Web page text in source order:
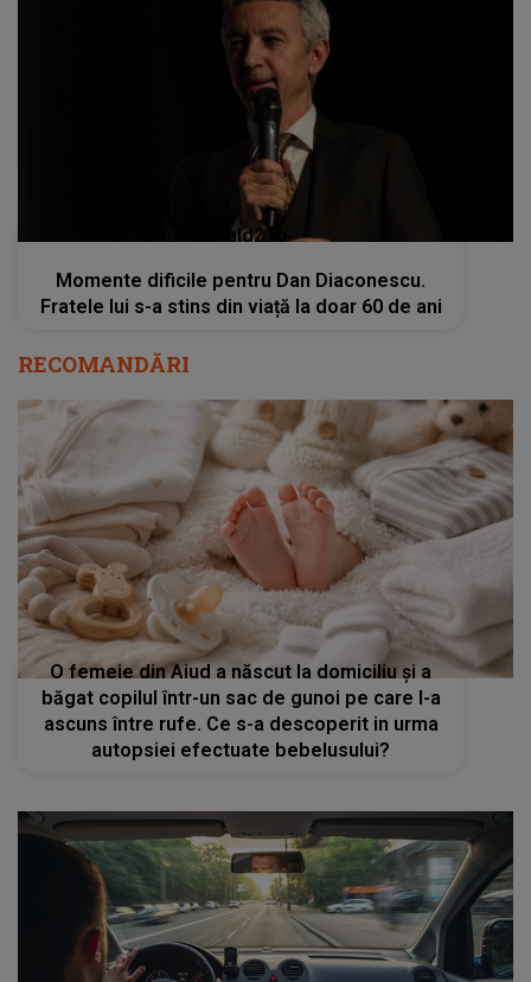
kanald2.ro
Momente dificile pentru Dan Diaconescu.
Fratele lui s-a stins din viață la doar 60 de ani
RECOMANDĂRI
O femeie din Aiud a născut la domiciliu şi a
băgat copilul într-un sac de gunoi pe care l-a
ascuns între rufe. Ce s-a descoperit in urma
autopsiei efectuate bebelusului?